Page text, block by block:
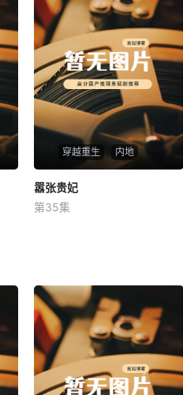
穿越重生 内地
嚣张贵妃
未知
嚣张贵妃
第35集